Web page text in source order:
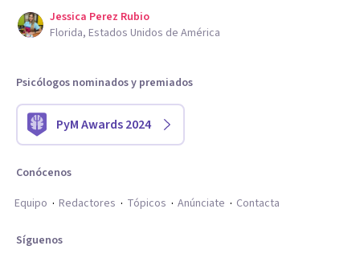
Jessica Perez Rubio
Florida, Estados Unidos de América
Psicólogos nominados y premiados
PyM Awards 2024
Conócenos
Equipo
Redactores Tópicos Anúnciate Contacta
Síguenos